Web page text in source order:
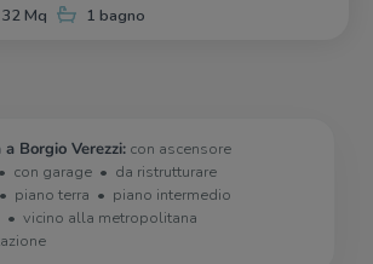
32 Mq 1 bagno
Borgio Verezzi: con ascensore
con garage
da ristrutturare
piano terra
piano intermedio
vicino alla metropolitana